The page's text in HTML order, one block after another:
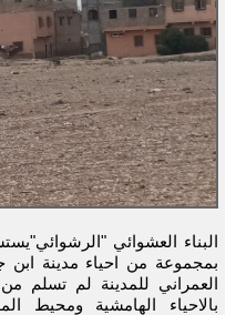
البناء العشوائي "الرشوائي"يستشري بشكل يفوق السرعة المالوفة
بمجموعة من احياء مدينة ابن
العمراني للمدينة لم تسلم من
بالاحياء الهامشية ومحيط